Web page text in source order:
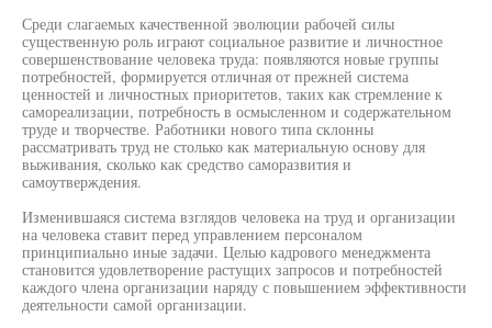
Среди слагаемых качественной эволюции рабочей силы
существенную роль играют социальное развитие и личностное
совершенствование человека труда: появляются новые группы
потребностей, формируется отличная от прежней система
ценностей и личностных приоритетов, таких как стремление к
самореализации, потребность в осмысленном и содержательном
труде и творчестве. Работники нового типа склонны
рассматривать труд не столько как материальную основу для
выживания, сколько как средство саморазвития и
самоутверждения.
Изменившаяся система взглядов человека на труд и организации
на человека ставит перед управлением персоналом
принципиально иные задачи. Целью кадрового менеджмента
становится удовлетворение растущих запросов и потребностей
каждого члена организации наряду с повышением эффективности
деятельности самой организации.